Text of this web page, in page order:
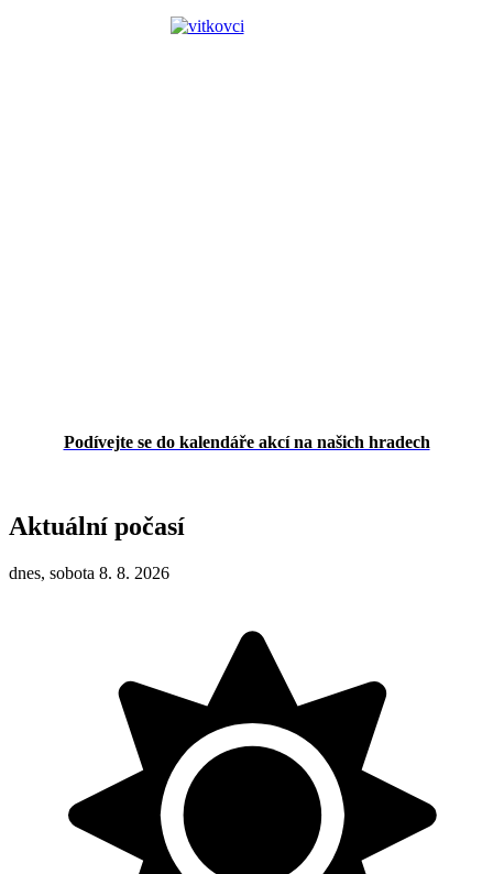
Podívejte se do kalendáře akcí na našich hradech
Aktuální počasí
dnes, sobota 8. 8. 2026